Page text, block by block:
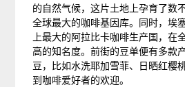
的自然气候，这片土地上孕育了数
全球最大的咖啡基因库。同时，埃
上最大的阿拉比卡咖啡生产国，在
高的知名度。前街的豆单便有多款
豆，比如水洗耶加雪菲、日晒红樱
到咖啡爱好者的欢迎。